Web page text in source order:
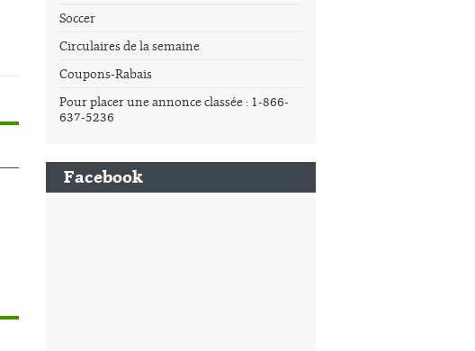
Soccer
Circulaires de la semaine
Coupons-Rabais
Pour placer une annonce classée : 1-866-
637-5236
Facebook